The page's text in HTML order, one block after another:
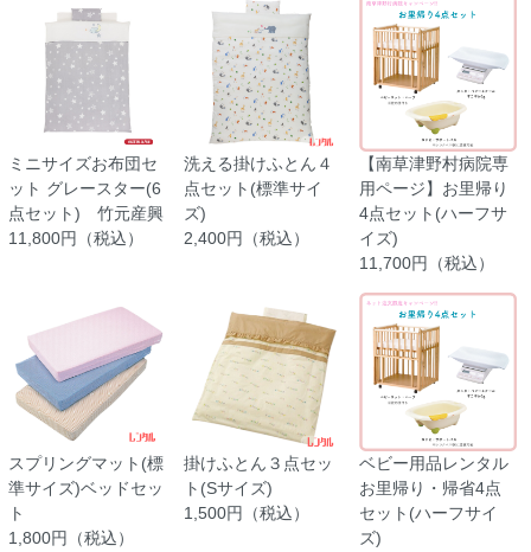
ミニサイズお布団セ
ット グレースター(6
点セット) 竹元産興
11,800円（税込）
洗える掛けふとん４
点セット(標準サイ
ズ)
2,400円（税込）
【南草津野村病院専
用ページ】お里帰り
4点セット(ハーフサ
イズ)
11,700円（税込）
スプリングマット(標
準サイズ)ベッドセッ
ト
1,800円（税込）
掛けふとん３点セッ
ト(Sサイズ)
1,500円（税込）
ベビー用品レンタル
お里帰り・帰省4点
セット(ハーフサイ
ズ)